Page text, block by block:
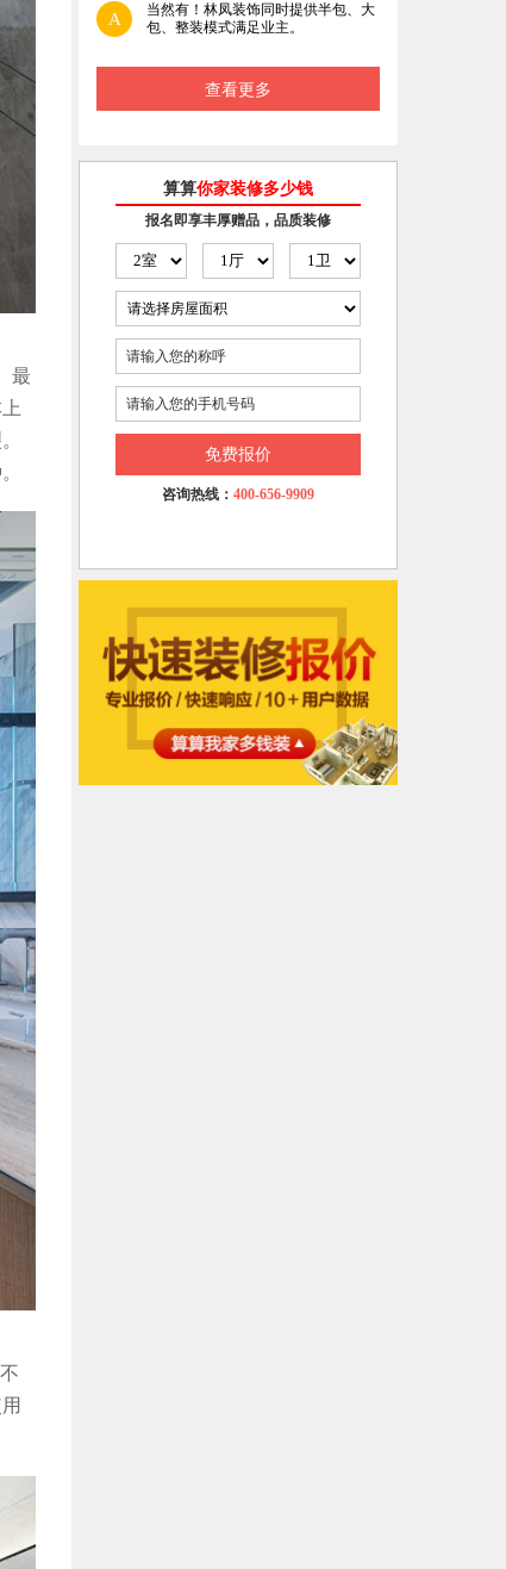
最
A
当然有！林凤装饰同时提供半包、大
包、整装模式满足业主。
查看更多
算算你家装修多少钱
报名即享丰厚赠品，品质装修
免费报价
咨询热线： 400-656-9909